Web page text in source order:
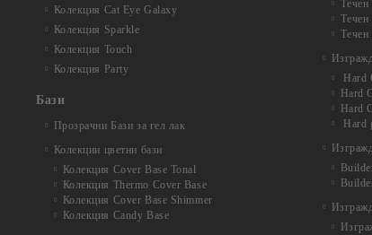
Колекция Cat Eye Galaxy
Колекция Sparkle
Колекция Touch
Колекция Party
Бази
Прозрачни Бази за гел лак
Колекции цветни бази
Колекция Cover Base Tonal
Колекция Thermo Cover Base
Колекция Cover Base Shimmer
Колекция Candy Base
Течен
Hard
Hard
Hard
Hard